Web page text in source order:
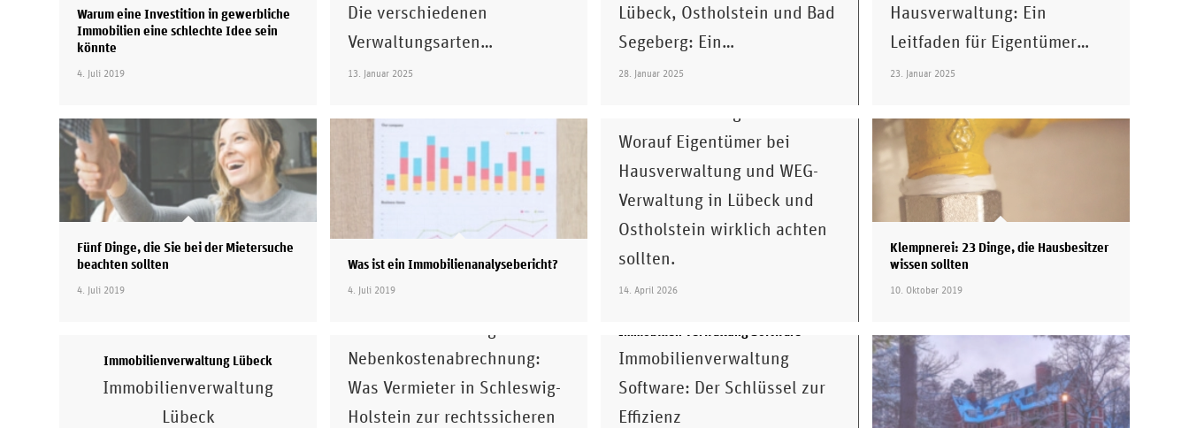
Warum eine Investition in gewerbliche
Immobilien eine schlechte Idee sein
könnte
4. Juli 2019
Die verschiedenen
Verwaltungsarten…
13. Januar 2025
Lübeck, Ostholstein und Bad
Segeberg: Ein…
28. Januar 2025
Hausverwaltung: Ein
Leitfaden für Eigentümer…
23. Januar 2025
Fünf Dinge, die Sie bei der Mietersuche
beachten sollten
4. Juli 2019
Was ist ein Immobilienanalysebericht?
4. Juli 2019
Top Hausverwaltung Vergleich 2026:
Worauf Eigentümer achten
Vergleich Top
Worauf Eigentümer bei
Hausverwaltung und WEG-
Verwaltung in Lübeck und
Ostholstein wirklich achten
sollten.
14. April 2026
Klempnerei: 23 Dinge, die Hausbesitzer
wissen sollten
10. Oktober 2019
Immobilienverwaltung Lübeck
Immobilienverwaltung
Lübeck
Nebenkostenabrechnung: Elektronische
Nebenkostenabrechnung:
Was Vermieter in Schleswig-
Holstein zur rechtssicheren
Immobilien Verwaltung Software
Immobilienverwaltung
Software: Der Schlüssel zur
Effizienz